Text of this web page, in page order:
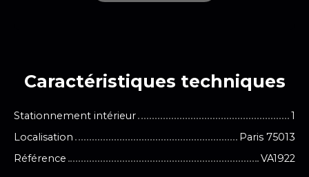
Caractéristiques techniques
Stationnement intérieur
1
Localisation
Paris 75013
Référence
VA1922